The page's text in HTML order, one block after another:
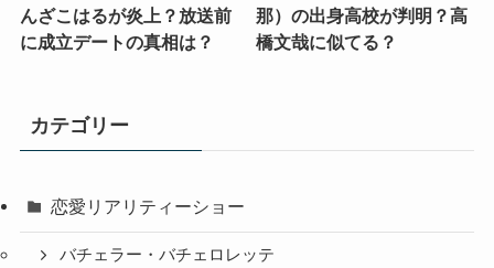
んざこはるが炎上？放送前
に成立デートの真相は？
那）の出身高校が判明？高
橋文哉に似てる？
カテゴリー
恋愛リアリティーショー
バチェラー・バチェロレッテ